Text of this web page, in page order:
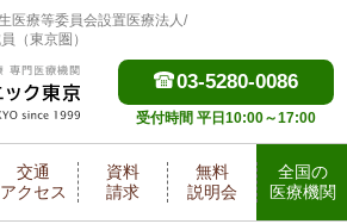
医療等委員会設置医療法人/
（東京圏）
03-5280-0086
受付時間 平日10:00～17:00
交通
アクセス
資料
請求
無料
説明会
全国の
医療機関